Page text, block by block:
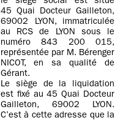
45 Quai Docteur Gailleton,
69002 LYON, immatriculée
au RCS de LYON sous le
numéro 843 200 015,
représentée par M. Bérenger
NICOT, en sa qualité de
Gérant.
Le siège de la liquidation
est fixé au45 Quai Docteur
Gailleton, 69002 LYON.
C’est à cette adresse que la